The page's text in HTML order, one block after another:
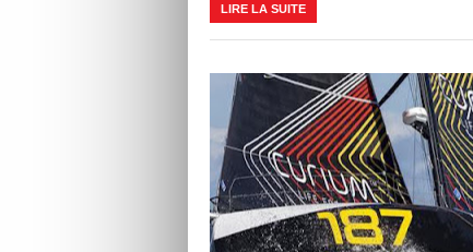
LIRE LA SUITE